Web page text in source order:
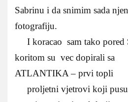
Sabrinu i da snimim sada
fotografiju.
I koracao sam tako pored
koritom su vec dopirali sa
ATLANTIKA – prvi topli
proljetni vjetrovi koji pusu